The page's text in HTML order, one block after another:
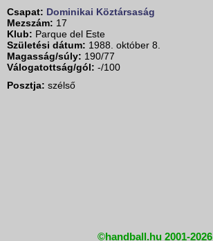
Csapat: Dominikai Köztársaság
Mezszám: 17
Klub: Parque del Este
Születési dátum: 1988. október 8.
Magasság/súly: 190/77
Válogatottság/gól: -/100
Posztja: szélső
©handball.hu 2001-2026